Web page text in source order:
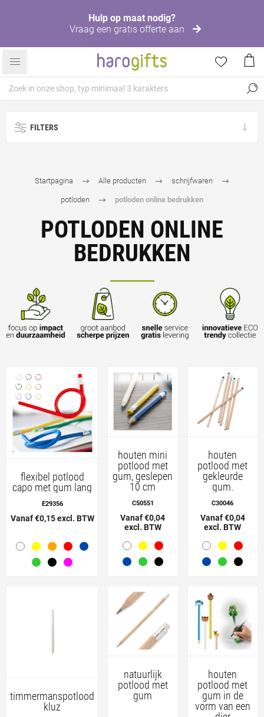
Hulp op maat nodig?
Vraag een gratis offerte aan
FILTERS
Startpagina Alle producten schrijfwaren
potloden potloden online bedrukken
POTLODEN ONLINE
BEDRUKKEN
flexibel potlood
capo met gum lang
E29356
Vanaf €0,15 excl. BTW
houten mini
potlood met
gum, geslepen
10 cm
C50551
Vanaf €0,04
excl. BTW
houten
potlood met
gekleurde
gum.
C30046
Vanaf €0,04
excl. BTW
timmermanspotlood
kluz
natuurlijk
potlood met
gum
houten
potlood met
gum in de
vorm van een